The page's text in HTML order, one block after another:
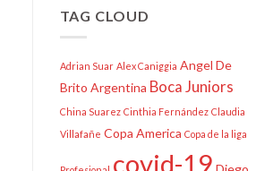
TAG CLOUD
Adrian Suar Alex Caniggia Angel De
Brito Argentina Boca Juniors
China Suarez Cinthia Fernández Claudia
Villafañe Copa America Copa de la liga
covid-19